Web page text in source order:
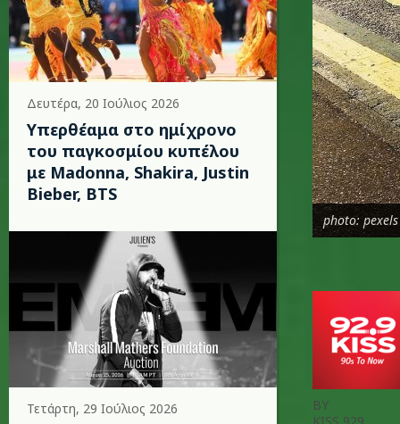
Δευτέρα, 20 Ιούλιος 2026
Υπερθέαμα στο ημίχρονο
του παγκοσμίου κυπέλου
με Madonna, Shakira, Justin
Bieber, BTS
Τετάρτη, 29 Ιούλιος 2026
photo: pexels
BY